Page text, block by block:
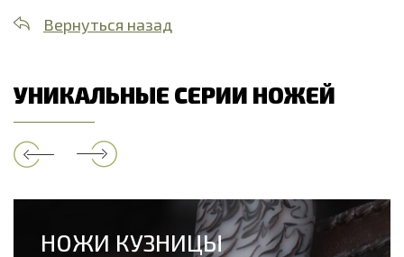
Вернуться назад
УНИКАЛЬНЫЕ СЕРИИ НОЖЕЙ
НОЖИ КУЗНИЦЫ